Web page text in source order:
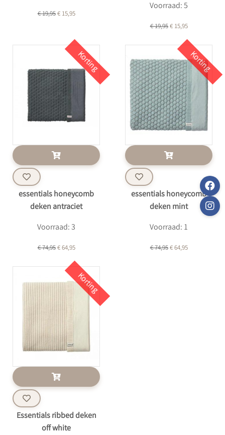
€ 19,95€ 15,95
Voorraad: 5
€ 19,95€ 15,95
Korting
essentials honeycomb
deken antraciet
Voorraad: 3
€ 74,95€ 64,95
Korting
essentials honeycomb
deken mint
Voorraad: 1
€ 74,95€ 64,95
Korting
Essentials ribbed deken
off white